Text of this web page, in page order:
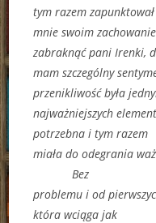
tym razem
mnie swoim
zabraknąć pani Irenki,
mam szczególny
przenikliwość była
najważniejszych
potrzebna i tym razem
miała do odegrania
Bez
problemu i od
która wciąga jak